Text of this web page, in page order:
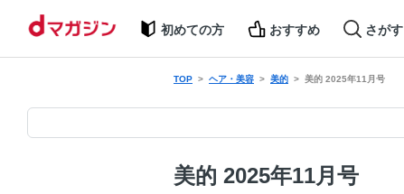
初めての方 おすすめ さがす
TOP ヘア・美容 美的 美的 2025年11月号
美的 2025年11月号